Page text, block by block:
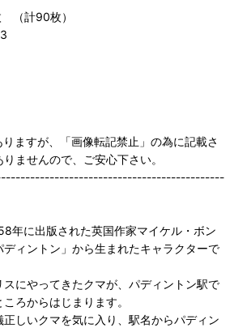
（計90枚）
ますが、「画像転記禁止」の為に記載さ
ませんので、ご安心下さい。
年に出版された英国作家マイケル・ボン
ディントン」から生まれたキャラクターで
にやってきたクマが、パディントン駅で
ろからはじまります。
しいクマを気に入り、駅名からパディン